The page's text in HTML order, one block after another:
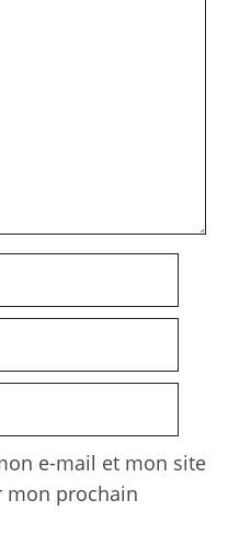
e-mail et mon site
mon prochain